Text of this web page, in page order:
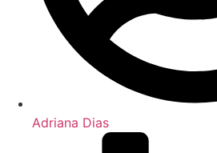
Adriana Dias